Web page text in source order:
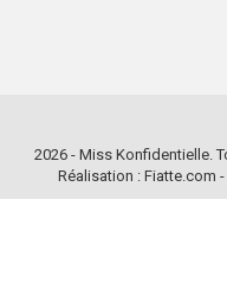
2026 - Miss Konfidentielle.
Réalisation : Fiatte.com -